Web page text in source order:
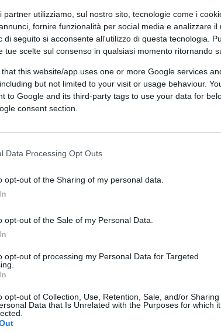
partner utilizziamo, sul nostro sito, tecnologie come i
fornire funzionalità per social media e analizzare il
di seguito si acconsente all'utilizzo di questa tecnologia.
tue scelte sul consenso in qualsiasi momento ritornando
that this website/app uses one or more Google services
but not limited to your visit or usage behaviour.
to Google and its third-party tags to use your data for
consent section.
Data Processing Opt Outs
opt-out of the Sharing of my personal data.
opt-out of the Sale of my Personal Data.
opt-out of processing my Personal Data for Targeted
opt-out of Collection, Use, Retention, Sale, and/or Sharing
Data that Is Unrelated with the Purposes for which it
cittadini in un momento di emergenza
nella sospensione di alcuni diritti
è molto chiara in materia di libertà
riconosce e garantisce i diritti inviolabili
sociali ove si svolge la sua
esplicito: “La libertà personale è
circolazione affermando che limitazioni